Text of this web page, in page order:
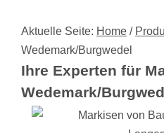
Aktuelle Seite: Home /
Wedemark/Burgwedel
Ihre Experten für
Wedemark/